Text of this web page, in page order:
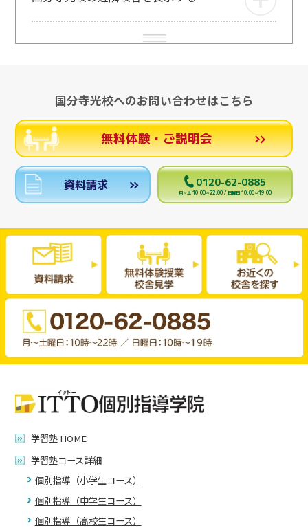
国分寺光校へのお問い合わせはこちら
無料体験・ご説明会
資料請求 0120-62-0885
月～土 10:00～22:00 / 日曜日 10:00～19:00
学習塾 HOME
学習塾コース詳細
個別指導（小学生コース）
個別指導（中学生コース）
個別指導（高校生コース）